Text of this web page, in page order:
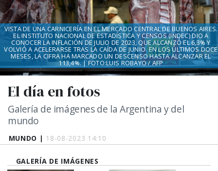
MUNDO | 18-08-2023 14:10
El día en fotos
Galería de imágenes de la Argentina y del
mundo
VISTA DE UNA CARNICERÍA EN EL MERCADO CENTRAL DE BUENOS AIRES.
EL INSTITUTO NACIONAL DE ESTADÍSTICA Y CENSOS (INDEC) DIO A
CONOCER LA INFLACIÓN DE JULIO DE 2023, QUE ALCANZÓ EL 6,3% Y
VOLVIÓ A ACELERARSE TRAS LA CAÍDA DE JUNIO. EN LOS ÚLTIMOS DOCE
MESES, LA CIFRA HA MARCADO UN DESCENSO HASTA ALCANZAR EL
113,4%. | FOTO:LUIS ROBAYO / AFP
GALERÍA DE IMÁGENES